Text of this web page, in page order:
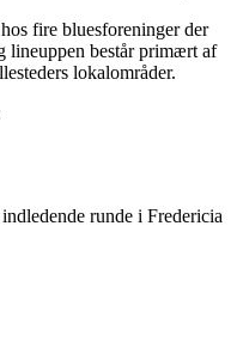
fire bluesforeninger der
lineuppen består primært af
lokalområder.
runde i Fredericia